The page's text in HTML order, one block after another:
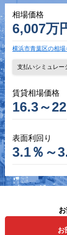
相場価格
6,007万
横浜市青葉区の相場
支払いシミュレー
賃貸相場価格
16.3～
表面利回り
3.1％～
お